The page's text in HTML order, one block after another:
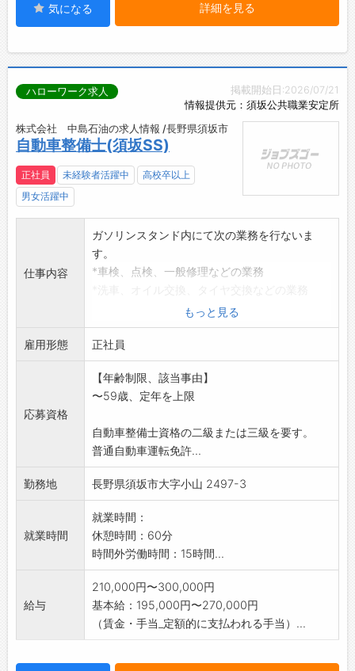
気になる 詳細を見る
掲載開始日:2026/07/21
情報提供元：須坂公共職業安定所
ハローワーク求人
株式会社 中島石油の求人情報 /長野県須坂市
自動車整備士(須坂SS)
正社員 未経験者活躍中
高校卒以上
男女活躍中
仕事内容
ガソリンスタンド内にて次の業務を行ないま
す。
*車検、点検、一般修理などの業務
*灯油配達などガソリンスタンド業務全般
※未経験者歓迎します。作業は丁寧に指導いた
します。
※経験者については別途ご相談ください。
※女性の方も歓迎いたします。
※60歳以上の方もご相談に応じます。
もっと見る
雇用形態 正社員
応募資格
【年齢制限、該当事由】
〜59歳、定年を上限
自動車整備士資格の二級または三級を要す。
普通自動車運転免許...
勤務地 長野県須坂市大字小山 2497-3
就業時間
就業時間：
休憩時間：60分
時間外労働時間：15時間...
給与
210,000円〜300,000円
基本給：195,000円〜270,000円
（賃金・手当_定額的に支払われる手当）...